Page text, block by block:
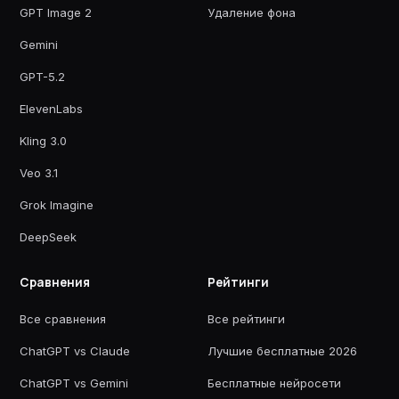
GPT Image 2
Gemini
GPT-5.2
ElevenLabs
Kling 3.0
Veo 3.1
Grok Imagine
DeepSeek
Удаление фона
Сравнения
Все сравнения
ChatGPT vs Claude
ChatGPT vs Gemini
Рейтинги
Все рейтинги
Лучшие бесплатные 2026
Бесплатные нейросети